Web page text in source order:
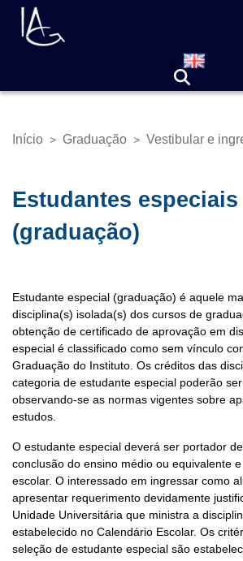
Pular
para
Trilha
Início > Graduação > Vestibular e
Estudantes especiais
(graduação)
Estudante especial (graduação) é aquele
disciplina(s) isolada(s) dos cursos de
obtenção de certificado de aprovação em
especial é classificado como sem vínculo
Graduação do Instituto. Os créditos das
categoria de estudante especial poderão ser
observando-se as normas vigentes sobre
estudos.
O estudante especial deverá ser portador
conclusão do ensino médio ou equivalente
escolar. O interessado em ingressar como
apresentar requerimento devidamente
Unidade Universitária que ministra a
estabelecido no Calendário Escolar. Os
seleção de estudante especial são